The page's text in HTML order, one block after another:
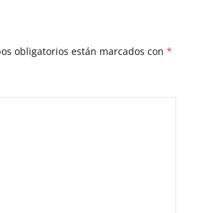
obligatorios están marcados con *